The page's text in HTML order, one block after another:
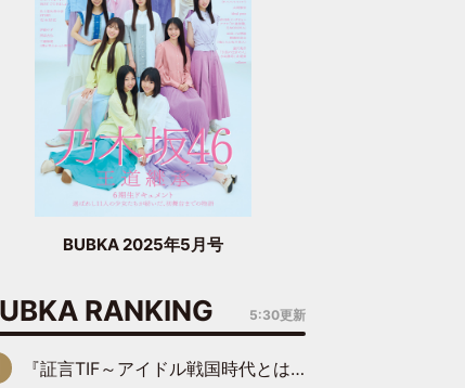
BUBKA 2025年5月号
RANKING 5:30更新
『証言TIF～アイドル戦国時代とはなんだったのか～』第6回：でんぱ組.inc・古川未鈴×相沢梨紗「『ハロプロやりたかったな』って言ったら、夢眠ねむさんに『てめえはでんぱ組．incなんだよ！』って肩パンされて(笑)」